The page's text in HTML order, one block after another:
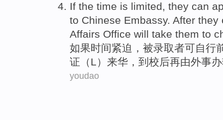
If the time is limited, they can
to Chinese Embassy. After they
Affairs Office will take them to
如果时间紧迫 ， 被录取者可自行
证 （L）来华，到校后再由外事办
youdao